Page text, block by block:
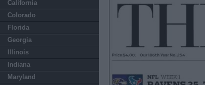
California
Colorado
Florida
Georgia
Illinois
Indiana
Maryland